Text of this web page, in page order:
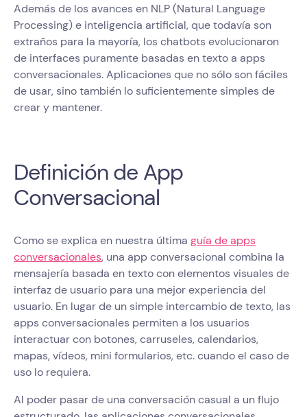
Además de los avances en NLP (Natural Language
Processing) e inteligencia artificial, que todavía son
extraños para la mayoría, los chatbots evolucionaron
de interfaces puramente basadas en texto a apps
conversacionales. Aplicaciones que no sólo son fáciles
de usar, sino también lo suficientemente simples de
crear y mantener.
Definición de App
Conversacional
Como se explica en nuestra última guía de apps
conversacionales, una app conversacional combina la
mensajería basada en texto con elementos visuales de
interfaz de usuario para una mejor experiencia del
usuario. En lugar de un simple intercambio de texto, las
apps conversacionales permiten a los usuarios
interactuar con botones, carruseles, calendarios,
mapas, vídeos, mini formularios, etc. cuando el caso de
uso lo requiera.
Al poder pasar de una conversación casual a un flujo